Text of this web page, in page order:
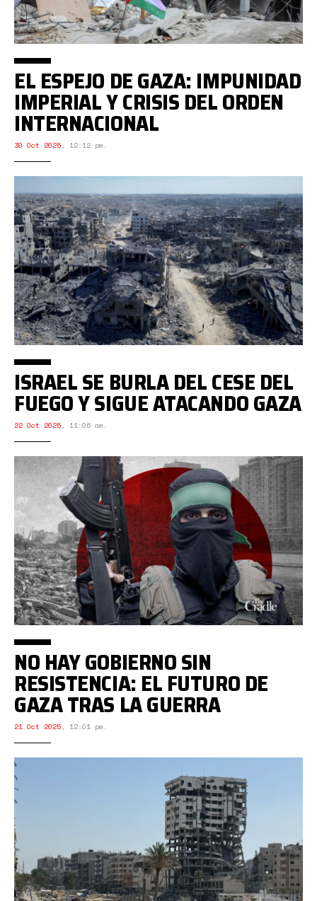
EL ESPEJO DE GAZA: IMPUNIDAD
IMPERIAL Y CRISIS DEL ORDEN
INTERNACIONAL
30 Oct 2025, 12:12 pm.
ISRAEL SE BURLA DEL CESE DEL
FUEGO Y SIGUE ATACANDO GAZA
22 Oct 2025, 11:06 am.
NO HAY GOBIERNO SIN
RESISTENCIA: EL FUTURO DE
GAZA TRAS LA GUERRA
21 Oct 2025, 12:01 pm.